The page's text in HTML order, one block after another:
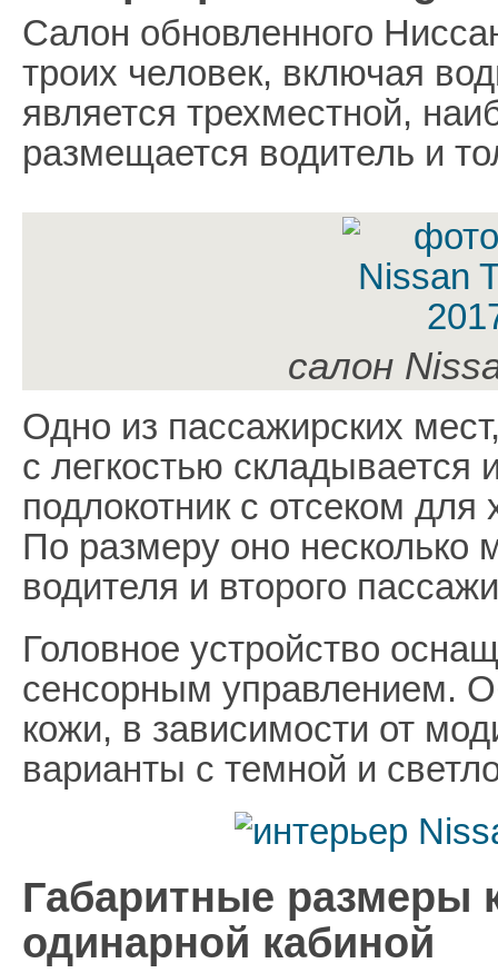
Салон обновленного
троих человек, включая
является трехместной,
размещается водитель и
салон
Одно из пассажирских
с легкостью складывается
подлокотник с отсеком
По размеру оно несколько
водителя и второго
Головное устройство
сенсорным управлением.
кожи, в зависимости от
варианты с темной и
Габаритные размеры
одинарной кабиной